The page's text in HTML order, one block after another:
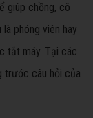
giúp chồng, cô
phóng viên hay
tắt máy. Tại các
trước câu hỏi của